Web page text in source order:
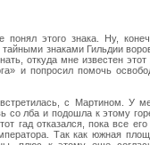
этого знака. Ну,
знаками Гильдии
откуда мне известен этот
и попросил помочь
с Мартином. У
со лба и подошла к этому
гад отказался, пока все
Так как южная